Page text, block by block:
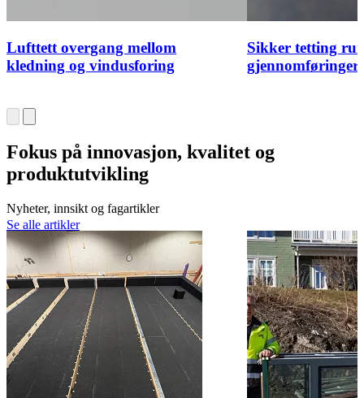
Lufttett overgang mellom
kledning og vindusforing
Sikker tetting
gjennomføringer
Fokus på innovasjon, kvalitet og
produktutvikling
Nyheter, innsikt og fagartikler
Se alle artikler